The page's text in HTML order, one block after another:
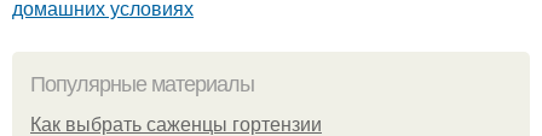
домашних условиях
Популярные материалы
Как выбрать саженцы гортензии